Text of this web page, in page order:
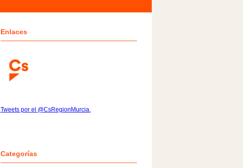
Enlaces
Tweets por el @CsRegionMurcia.
Categorías